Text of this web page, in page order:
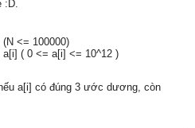
:D.
<= 100000)
( 0 <= a[i] <= 10^12 )
a[i] có đúng 3 ước dương, còn